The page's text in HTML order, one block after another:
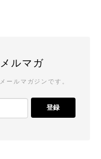
ルマガ
ールマガジンです。
登録